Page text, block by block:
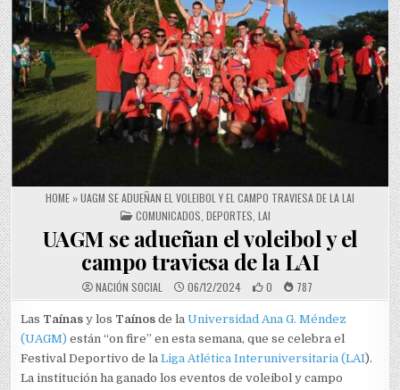
HOME »UAGM SE ADUEÑAN EL VOLEIBOL Y EL CAMPO TRAVIESA DE LA LAI
POSTED IN
COMUNICADOS, DEPORTES, LAI
UAGM se adueñan el voleibol y el
campo traviesa de la LAI
NACIÓN SOCIAL 06/12/2024 0 787
Las Taínas y los Taínos de laUniversidad Ana G. Méndez
(UAGM) están “on fire” en esta semana, que se celebra el
Festival Deportivo de laLiga Atlética Interuniversitaria (LAI).
La institución ha ganado los eventos de voleibol y campo